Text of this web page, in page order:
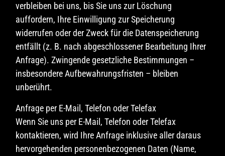
verbleiben bei uns, bis Sie uns zur Löschung
auffordern, Ihre Einwilligung zur Speicherung
widerrufen oder der Zweck für die Datenspeicherung
entfällt (z. B. nach abgeschlossener Bearbeitung Ihrer
Anfrage). Zwingende gesetzliche Bestimmungen –
insbesondere Aufbewahrungsfristen – bleiben
unberührt.
Anfrage per E-Mail, Telefon oder Telefax
Wenn Sie uns per E-Mail, Telefon oder Telefax
kontaktieren, wird Ihre Anfrage inklusive aller daraus
hervorgehenden personenbezogenen Daten (Name,